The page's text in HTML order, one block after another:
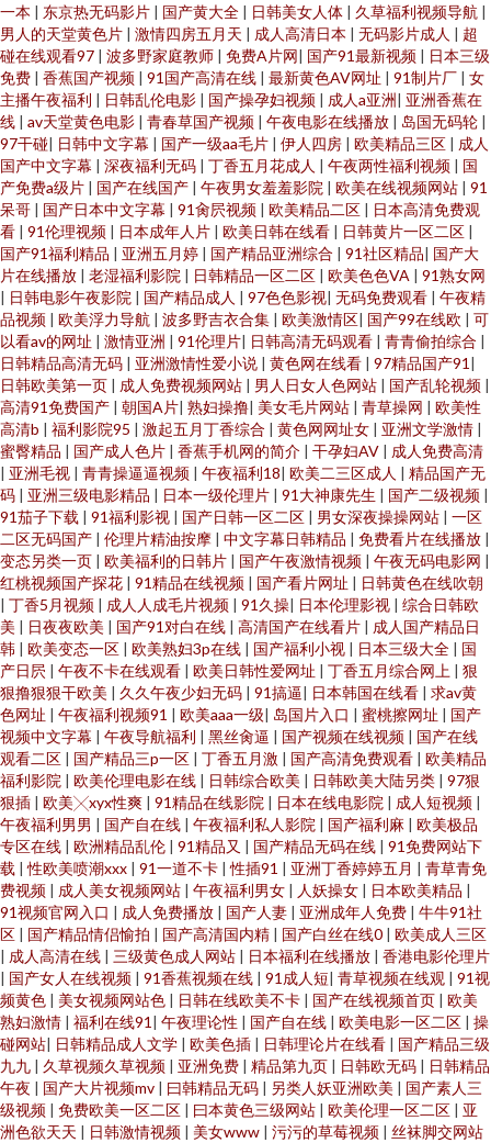
一本 | 东京热无码影片 | 国产黄大全 | 日韩美女人体 | 久草福利视频导航 |
男人的天堂黄色片 | 激情四房五月天 | 成人高清日本 | 无码影片成人 | 超
碰在线观看97 | 波多野家庭教师 | 免费A片网| 国产91最新视频 | 日本三级
免费 | 香蕉国产视频 | 91国产高清在线 | 最新黄色AV网址 | 91制片厂 | 女
主播午夜福利 | 日韩乱伦电影 | 国产操孕妇视频 | 成人a亚洲| 亚洲香蕉在
线 | av天堂黄色电影 | 青春草国产视频 | 午夜电影在线播放 | 岛国无码轮 |
97干碰| 日韩中文字幕 | 国产一级aa毛片 | 伊人四房 | 欧美精品三区 | 成人
国产中文字幕 | 深夜福利无码 | 丁香五月花成人 | 午夜两性福利视频 | 国
产免费a级片 | 国产在线国产 | 午夜男女羞羞影院 | 欧美在线视频网站 | 91
呆哥 | 国产日本中文字幕 | 91肏屄视频 | 欧美精品二区 | 日本高清免费观
看 | 91伦理视频 | 日本成年人片 | 欧美日韩在线看 | 日韩黄片一区二区 |
国产91福利精品 | 亚洲五月婷 | 国产精品亚洲综合 | 91社区精品| 国产大
片在线播放 | 老湿福利影院 | 日韩精品一区二区 | 欧美色色VA | 91熟女网
| 日韩电影午夜影院 | 国产精品成人 | 97色色影视| 无码免费观看 | 午夜精
品视频 | 欧美浮力导航 | 波多野吉衣合集 | 欧美激情区| 国产99在线欧 | 可
以看av的网址 | 激情亚洲 | 91伦理片| 日韩高清无码观看 | 青青偷拍综合 |
日韩精品高清无码 | 亚洲激情性爱小说 | 黄色网在线看 | 97精品国产91 |
日韩欧美第一页 | 成人免费视频网站 | 男人日女人色网站 | 国产乱轮视频 |
高清91免费国产 | 朝国A片| 熟妇操撸| 美女毛片网站 | 青草操网 | 欧美性
高清b | 福利影院95 | 激起五月丁香综合 | 黄色网网址女 | 亚洲文学激情 |
蜜臀精品 | 国产成人色片 | 香蕉手机网的简介 | 干孕妇AV | 成人免费高清
| 亚洲毛视 | 青青操逼逼视频 | 午夜福利18| 欧美二三区成人 | 精品国产无
码 | 亚洲三级电影精品 | 日本一级伦理片 | 91大神康先生 | 国产二级视频 |
91茄子下载 | 91福利影视 | 国产日韩一区二区 | 男女深夜操操网站 | 一区
二区无码国产 | 伦理片精油按摩 | 中文字幕日韩精品 | 免费看片在线播放 |
变态另类一页 | 欧美福利的日韩片 | 国产午夜激情视频 | 午夜无码电影网 |
红桃视频国产探花 | 91精品在线视频 | 国产看片网址 | 日韩黄色在线吹朝
| 丁香5月视频 | 成人人成毛片视频 | 91久操| 日本伦理影视 | 综合日韩欧
美 | 日夜夜欧美 | 国产91对白在线 | 高清国产在线看片 | 成人国产精品日
韩 | 欧美变态一区 | 欧美熟妇3p在线 | 国产福利小视 | 日本三级大全 | 国
产日屄 | 午夜不卡在线观看 | 欧美日韩性爱网址 | 丁香五月综合网上 | 狠
狠撸狠狠干欧美 | 久久午夜少妇无码 | 91搞逼| 日本韩国在线看 | 求av黄
色网址 | 午夜福利视频91 | 欧美aaa一级| 岛国片入口 | 蜜桃擦网址 | 国产
视频中文字幕 | 午夜导航福利 | 黑丝肏逼 | 国产视频在线视频 | 国产在线
观看二区 | 国产精品三p一区 | 丁香五月激 | 国产高清免费观看 | 欧美精品
福利影院 | 欧美伦理电影在线 | 日韩综合欧美 | 日韩欧美大陆另类 | 97狠
狠插 | 欧美╳xyx性爽 | 91精品在线影院 | 日本在线电影院 | 成人短视频 |
午夜福利男男 | 国产自在线 | 午夜福利私人影院 | 国产福利麻 | 欧美极品
专区在线 | 欧洲精品乱伦 | 91精品又 | 国产精品无码在线 | 91免费网站下
载 |性欧美喷潮xxx | 91一道不卡 |性插91 | 亚洲丁香婷婷五月 | 青草青免
费视频 | 成人美女视频网站 | 午夜福利男女 | 人妖操女 | 日本欧美精品 |
91视频官网入口 | 成人免费播放 | 国产人妻 | 亚洲成年人免费 | 牛牛91社
区 | 国产精品情侣愉拍 | 国产高清国内精 | 国产白丝在线0 | 欧美成人三区
| 成人高清在线 | 三级黄色成人网站 | 日本福利在线播放 | 香港电影伦理片
| 国产女人在线视频 | 91香蕉视频在线 | 91成人短| 青草视频在线观 | 91视
频黄色 | 美女视频网站色 | 日韩在线欧美不卡 | 国产在线视频首页 | 欧美
熟妇激情 | 福利在线91 | 午夜理论性 | 国产自在线 | 欧美电影一区二区 | 操
碰网站| 日韩精品成人文学 | 欧美色插 | 日韩理论片在线看 | 国产精品三级
九九 | 久草视频久草视频 | 亚洲免费 | 精品第九页 | 日韩欧无码 | 日韩精品
午夜 | 国产大片视频mv | 曰韩精品无码 | 另类人妖亚洲欧美 | 国产素人三
级视频 | 免费欧美一区二区 | 曰本黄色三级网站 | 欧美伦理一区二区 | 亚
洲色欲天天 | 日韩激情视频 | 美女www | 污污的草莓视频 | 丝袜脚交网站